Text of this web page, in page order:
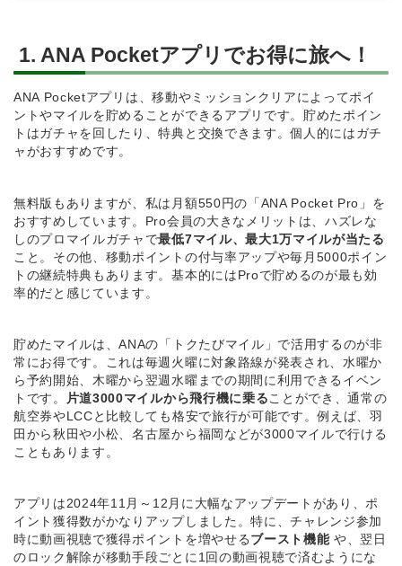
1. ANA Pocketアプリでお得に旅へ！
ANA Pocketアプリは、移動やミッションクリアによってポイ
ントやマイルを貯めることができるアプリです。貯めたポイン
トはガチャを回したり、特典と交換できます。個人的にはガチ
ャがおすすめです。
無料版もありますが、私は月額550円の「ANA Pocket Pro」を
おすすめしています。Pro会員の大きなメリットは、ハズレな
しのプロマイルガチャで最低7マイル、最大1万マイルが当たる
こと。その他、移動ポイントの付与率アップや毎月5000ポイン
トの継続特典もあります。基本的にはProで貯めるのが最も効
率的だと感じています。
貯めたマイルは、ANAの「トクたびマイル」で活用するのが非
常にお得です。これは毎週火曜に対象路線が発表され、水曜か
ら予約開始、木曜から翌週水曜までの期間に利用できるイベン
トです。
片道3000マイルから飛行機に乗る ことができ、通常の
航空券やLCCと比較しても格安で旅行が可能です。例えば、羽
田から秋田や小松、名古屋から福岡などが3000マイルで行ける
こともあります。
アプリは2024年11月～12月に大幅なアップデートがあり、ポ
イント獲得数がかなりアップしました。特に、チャレンジ参加
時に動画視聴で獲得ポイントを増やせる ブースト機能や、翌日
のロック解除が移動手段ごとに1回の動画視聴で済むようにな